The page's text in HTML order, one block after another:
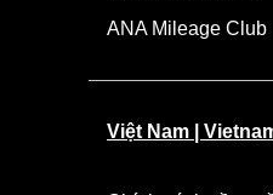
ANA Mileage Club
Việt Nam |